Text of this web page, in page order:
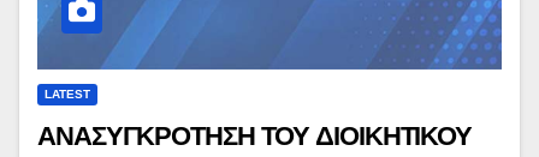
LATEST
ΑΝΑΣΥΓΚΡΟΤΗΣΗ ΤΟΥ ΔΙΟΙΚΗΤΙΚΟΥ